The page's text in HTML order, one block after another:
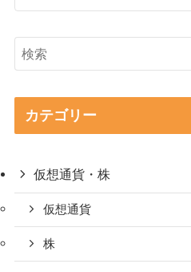
カテゴリー
仮想通貨・株
仮想通貨
株